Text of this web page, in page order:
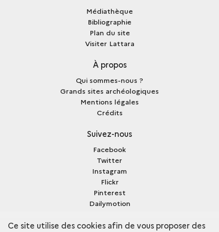
Médiathèque
Bibliographie
Plan du site
Visiter Lattara
À propos
Qui sommes-nous ?
Grands sites archéologiques
Mentions légales
Crédits
Suivez-nous
Facebook
Twitter
Instagram
Flickr
Pinterest
Dailymotion
Ce site utilise des cookies afin de vous proposer des